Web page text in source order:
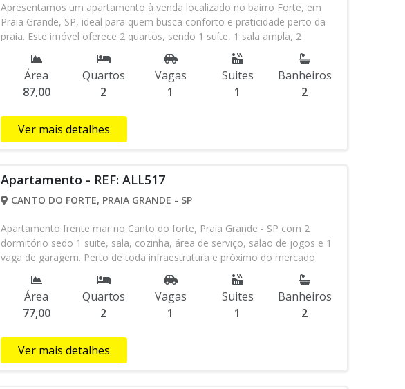
Apresentamos um apartamento à venda localizado no bairro Forte, em
Praia Grande, SP, ideal para quem busca conforto e praticidade perto da
praia. Este imóvel oferece 2 quartos, sendo 1 suíte, 1 sala ampla, 2
banheiros e 1 vaga de garagem, perfeito para famílias ou casais que
valorizam espaço e funcionalidade. O apartamento destaca-se pelo
acabamento de qualidade e pela infraestrutura que inclui elevador social e
de serviço, acessibilidade completa e portão automático, garantindo
salão de festas, ideal para confraternizações e momentos de lazer com
amigos e familiares. Quer comprar apartamento em Praia Grande, agende
Área
87,00
Quartos
2
Vagas
1
Suites
1
Banheiros
2
Ver mais detalhes
Apartamento - REF: ALL517
CANTO DO FORTE, PRAIA GRANDE - SP
Apartamento frente mar no Canto do forte, Praia Grande - SP com 2
dormitório sedo 1 suite, sala, cozinha, área de serviço, salão de jogos e 1
vaga de garagem. Perto de toda infraestrutura e próximo do mercado
Extra, farmácias, restaurantes, salão de beleza, docerias, Magazines,
Shopping do Boqueirão entre outros ... Quer comprar este apartamento,
agende sua visita através do WhatsApp (13) 98145-4443. ***Referência
ALL517
Área
77,00
Quartos
2
Vagas
1
Suites
1
Banheiros
2
Ver mais detalhes